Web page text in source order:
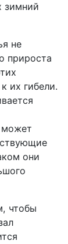
зимний
не
прироста
их гибели.
может
они
чтобы